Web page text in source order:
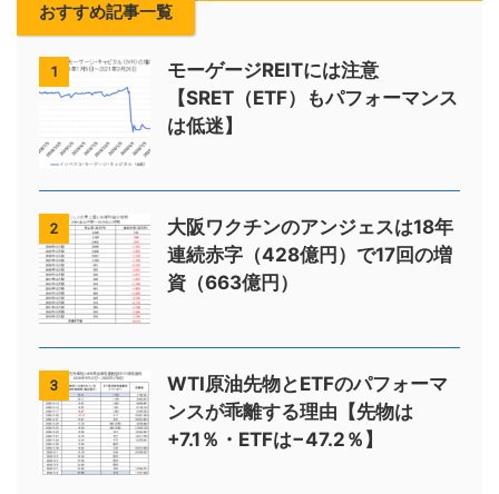
おすすめ記事一覧
1
モーゲージREITには注意
【SRET（ETF）もパフォーマンス
は低迷】
2
大阪ワクチンのアンジェスは18年
連続赤字（428億円）で17回の増
資（663億円）
3
WTI原油先物とETFのパフォーマ
ンスが乖離する理由【先物は
+7.1％・ETFは−47.2％】